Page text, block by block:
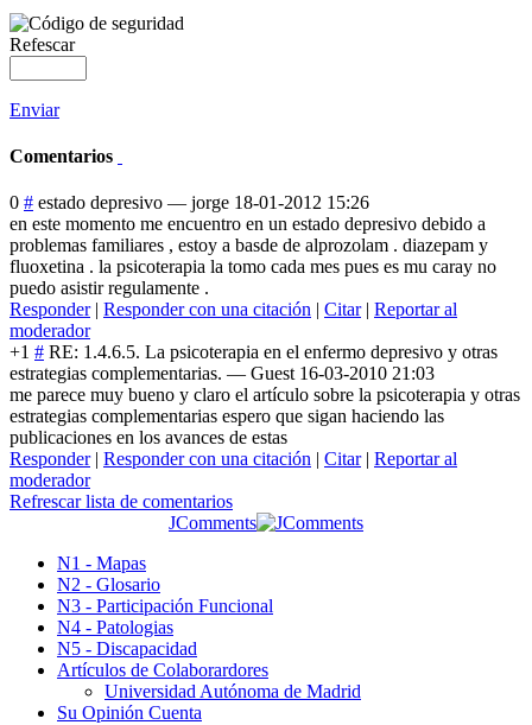
Refescar
Enviar
Comentarios
0 # estado depresivo — jorge 18-01-2012 15:26
en este momento me encuentro en un estado depresivo debido a
problemas familiares , estoy a basde de alprozolam . diazepam y
fluoxetina . la psicoterapia la tomo cada mes pues es mu caray no
puedo asistir regulamente .
Responder| Responder con una citación | Citar| Reportar al
moderador
+1 # RE: 1.4.6.5. La psicoterapia en el enfermo depresivo y otras
estrategias complementarias. — Guest 16-03-2010 21:03
me parece muy bueno y claro el artículo sobre la psicoterapia y otras
estrategias complementarias espero que sigan haciendo las
publicaciones en los avances de estas
Responder| Responder con una citación | Citar| Reportar al
moderador
Refrescar lista de comentarios
JComments
N1 - Mapas
N2 - Glosario
N3 - Participación Funcional
N4 - Patologias
N5 - Discapacidad
Artículos de Colaborardores
Universidad Autónoma de Madrid
Su Opinión Cuenta